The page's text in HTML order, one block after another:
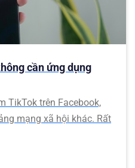
cần ứng dụng
TikTok trên Facebook,
mạng xã hội khác. Rất